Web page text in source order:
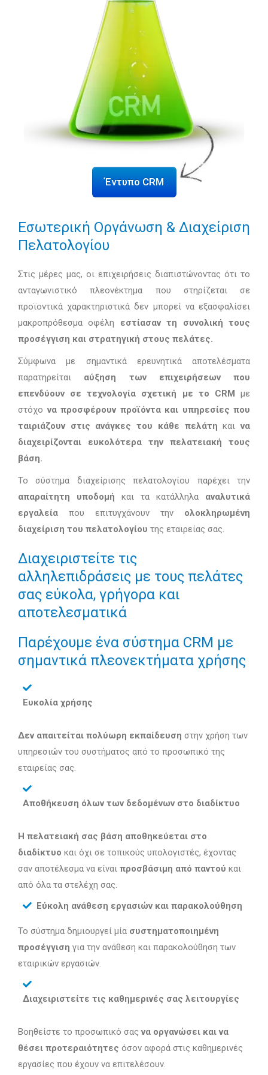
Έντυπο CRM
Εσωτερική Οργάνωση & Διαχείριση
Πελατολογίου
Στις μέρες μας, οι επιχειρήσεις διαπιστώνοντας ότι το
ανταγωνιστικό πλεονέκτημα που στηρίζεται σε
προϊοντικά χαρακτηριστικά δεν μπορεί να εξασφαλίσει
μακροπρόθεσμα οφέλη εστίασαν τη συνολική τους
προσέγγιση και στρατηγική στους πελάτες.
Σύμφωνα με σημαντικά ερευνητικά αποτελέσματα
παρατηρείται αύξηση των επιχειρήσεων που
επενδύουν σε τεχνολογία σχετική με το CRM με
στόχονα προσφέρουν προϊόντα και υπηρεσίες που
ταιριάζουν στις ανάγκες του κάθε πελάτη καινα
διαχειρίζονται ευκολότερα την πελατειακή τους
βάση.
Το σύστημα διαχείρισης πελατολογίου παρέχει την
απαραίτητη υποδομή και τα κατάλληλα αναλυτικά
εργαλεία που επιτυγχάνουν την ολοκληρωμένη
διαχείριση του πελατολογίου της εταιρείας σας.
Διαχειριστείτε τις
αλληλεπιδράσεις με τους πελάτες
σας εύκολα, γρήγορα και
αποτελεσματικά
Παρέχουμε ένα σύστημα CRM με
σημαντικά πλεονεκτήματα χρήσης
Ευκολία χρήσης
Δεν απαιτείται πολύωρη εκπαίδευση στην χρήση των
υπηρεσιών του συστήματος από το προσωπικό της
εταιρείας σας.
Αποθήκευση όλων των δεδομένων στο διαδίκτυο
Η πελατειακή σας βάση αποθηκεύεται στο
διαδίκτυο και όχι σε τοπικούς υπολογιστές, έχοντας
σαν αποτέλεσμα να είναι προσβάσιμη από παντού και
από όλα τα στελέχη σας.
Εύκολη ανάθεση εργασιών και παρακολούθηση
Το σύστημα δημιουργεί μία συστηματοποιημένη
προσέγγιση για την ανάθεση και παρακολούθηση των
εταιρικών εργασιών.
Διαχειριστείτε τις καθημερινές σας λειτουργίες
Βοηθείστε το προσωπικό σαςνα οργανώσει και να
θέσει προτεραιότητες όσον αφορά στις καθημερινές
εργασίες που έχουν να επιτελέσουν.